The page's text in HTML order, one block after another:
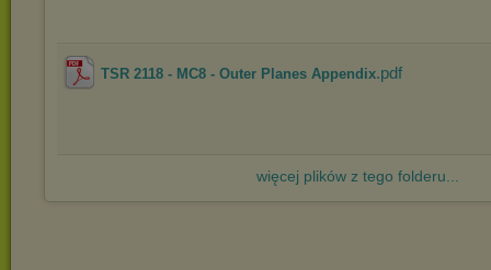
TSR 2118 - MC8 - Outer Planes Appendix.pdf
więcej plików z tego folderu...